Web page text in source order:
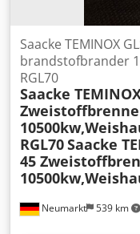
Neumarkt 539 km
Saacke TEMINOX
brandstofbrander
RGL70
Saacke
RGL70Saacke
45